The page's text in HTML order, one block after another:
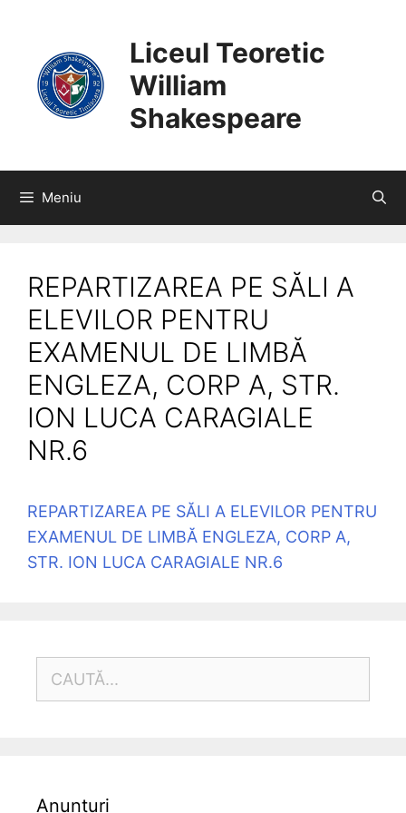
CONȚINUT
Liceul Teoretic
William
Shakespeare
Meniu
REPARTIZAREA PE SĂLI A
ELEVILOR PENTRU
EXAMENUL DE LIMBĂ
ENGLEZA, CORP A, STR.
ION LUCA CARAGIALE
NR.6
REPARTIZAREA PE SĂLI A ELEVILOR PENTRU
EXAMENUL DE LIMBĂ ENGLEZA, CORP A,
STR. ION LUCA CARAGIALE NR.6
Anunțuri